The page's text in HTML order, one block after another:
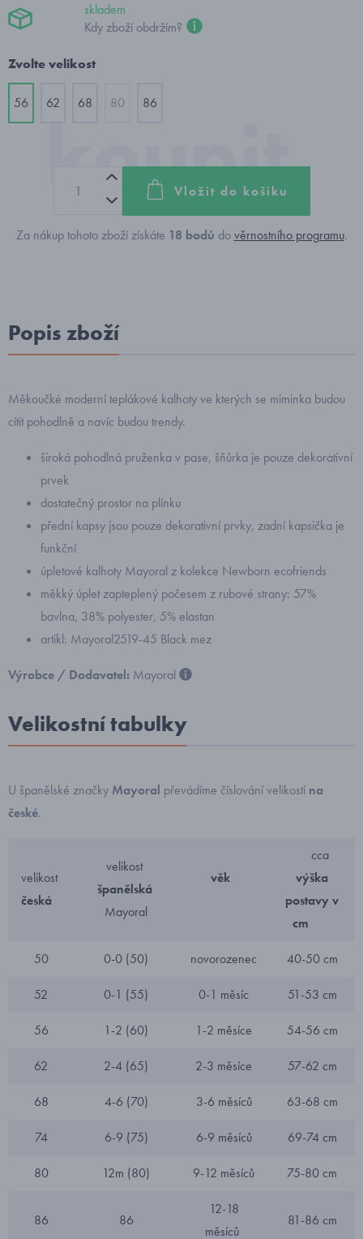
skladem
Kdy zboží obdržím?
Zvolte velikost
56 62 68 80 86
Vložit do košíku
Za nákup tohoto zboží získáte 18 bodů dověrnostního programu.
Popis zboží
Měkoučké moderní teplákové kalhoty ve kterých se miminka budou
cítit pohodlně a navíc budou trendy.
široká pohodlná pruženka v pase, šňůrka je pouze dekorativní
prvek
dostatečný prostor na plínku
přední kapsy jsou pouze dekorativní prvky, zadní kapsička je
funkční
úpletové kalhoty Mayoral z kolekce Newborn ecofriends
měkký úplet zapteplený počesem z rubové strany: 57%
bavlna, 38% polyester, 5% elastan
artikl: Mayoral2519-45 Black mez
Výrobce / Dodavatel: Mayoral
Velikostní tabulky
U španělské značky Mayoral převádíme číslování velikostí na
české.
velikost
česká
velikost
španělská
Mayoral
věk
cca
výška
postavy v
cm
50 0-0 (50) novorozenec 40-50 cm
52 0-1 (55) 0-1 měsíc 51-53 cm
56 1-2 (60) 1-2 měsíce 54-56 cm
62 2-4 (65) 2-3 měsíce 57-62 cm
68 4-6 (70) 3-6 měsíců 63-68 cm
74 6-9 (75) 6-9 měsíců 69-74 cm
80 12m (80) 9-12 měsíců 75-80 cm
86 86
12-18
měsíců
81-86 cm